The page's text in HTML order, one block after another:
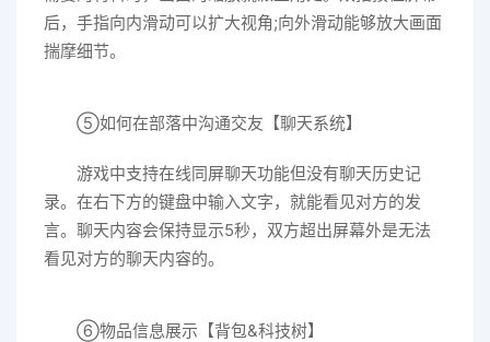
后，手指向内滑动可以扩大视角;向外滑动能够放大画面
揣摩细节。
⑤如何在部落中沟通交友【聊天系统】
游戏中支持在线同屏聊天功能但没有聊天历史记
录。在右下方的键盘中输入文字，就能看见对方的发
言。聊天内容会保持显示5秒，双方超出屏幕外是无法
看见对方的聊天内容的。
⑥物品信息展示【背包&科技树】